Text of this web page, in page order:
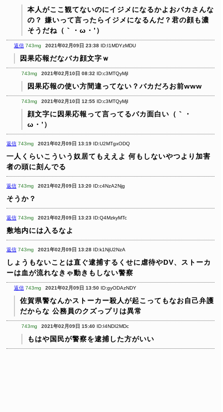
本人がここ観てないのにイジメになるかよおバカさんな
の？ 嫌いって言ったらイジメになるんだ？君の顔も濃
そうだね（｀・ω・’）
返信 743mg 2021年02月09日 23:38 ID:I1MDYzMDU
因果応報だなバカ顔文字ｗ
743mg 2021年02月10日 08:32 ID:c3MTQyMjI
因果応報の使い方間違ってない？バカだろお前www
743mg 2021年02月10日 12:55 ID:c3MTQyMjI
顔文字に因果応報って言ってるバカ面白い（｀・
ω・’）
返信 743mg 2021年02月09日 13:19 ID:U2MTgxODQ
一人くらいこういう奴居てもええよ 何もしないやつより加害
者の頭に刻んでる
返信 743mg 2021年02月09日 13:20 ID:c4NzA2Njg
そうか？
返信 743mg 2021年02月09日 13:23 ID:Q4MzkyMTc
敷地内には入るなよ
返信 743mg 2021年02月09日 13:28 ID:k1NjU2NzA
しょうもないことは直ぐ逮捕するくせに虐待やDV、ストーカ
ーは血が流れなきゃ動きもしない警察
返信 743mg 2021年02月09日 13:50 ID:gyODAzNDY
佐賀県警なんかストーカー殺人が起こってもなお自己弁護
だからな 公務員のクズっプリは異常
743mg 2021年02月09日 15:40 ID:I4NDI2MDc
もはや国民が警察を逮捕した方がいい